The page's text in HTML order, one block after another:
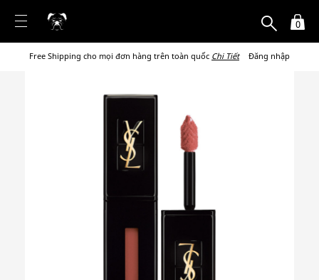
0
Free Shipping cho mọi đơn hàng trên toàn quốc Chi Tiết Đăng nhập